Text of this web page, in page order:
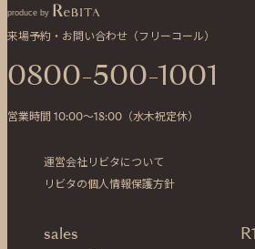
produce by
来場予約・お問い合わせ（フリーコール）
0800-500-1001
営業時間 10:00〜18:00（水木祝定休）
運営会社リビタについて
リビタの個人情報保護方針
sales